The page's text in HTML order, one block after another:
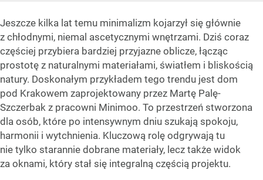
Jeszcze kilka lat temu minimalizm kojarzył się głównie
z chłodnymi, niemal ascetycznymi wnętrzami. Dziś coraz
częściej przybiera bardziej przyjazne oblicze, łącząc
prostotę z naturalnymi materiałami, światłem i bliskością
natury. Doskonałym przykładem tego trendu jest dom
pod Krakowem zaprojektowany przez Martę Palę-
Szczerbak z pracowni Minimoo. To przestrzeń stworzona
dla osób, które po intensywnym dniu szukają spokoju,
harmonii i wytchnienia. Kluczową rolę odgrywają tu
nie tylko starannie dobrane materiały, lecz także widok
za oknami, który stał się integralną częścią projektu.